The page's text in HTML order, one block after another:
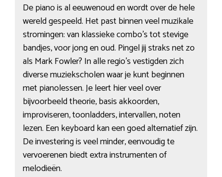
De piano is al eeuwenoud en wordt over de hele
wereld gespeeld. Het past binnen veel muzikale
stromingen: van klassieke combo’s tot stevige
bandjes, voor jong en oud. Pingel jij straks net zo
als Mark Fowler? In alle regio’s vestigden zich
diverse muziekscholen waar je kunt beginnen
met pianolessen. Je leert hier veel over
bijvoorbeeld theorie, basis akkoorden,
improviseren, toonladders, intervallen, noten
lezen. Een keyboard kan een goed alternatief zijn.
De investering is veel minder, eenvoudig te
vervoerenen biedt extra instrumenten of
melodieën.